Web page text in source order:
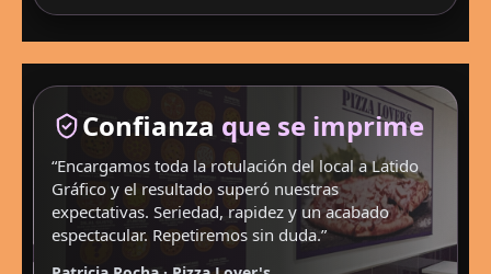
Confianza que se imprime
“Encargamos toda la rotulación del local a Latido
Gráfico y el resultado superó nuestras
expectativas. Seriedad, rapidez y un acabado
espectacular. Repetiremos sin duda.”